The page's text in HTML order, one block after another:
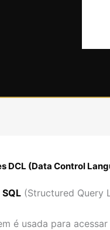
DCL (Data Control
SQL (Structured Query
é usada para